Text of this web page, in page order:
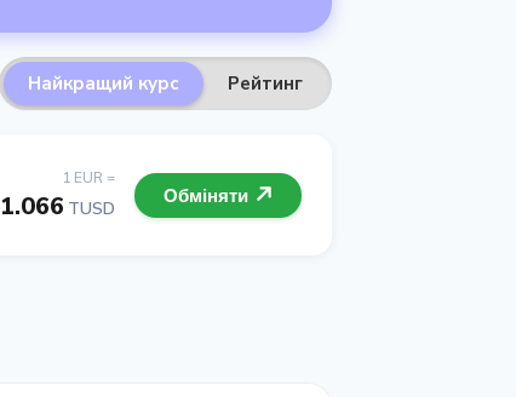
Найкращий курс Рейтинг
1 EUR =
1.066 TUSD
Обміняти